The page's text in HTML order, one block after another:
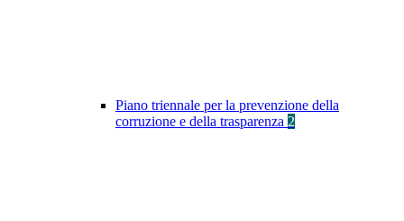
Piano triennale per la prevenzione della
corruzione e della trasparenza 2